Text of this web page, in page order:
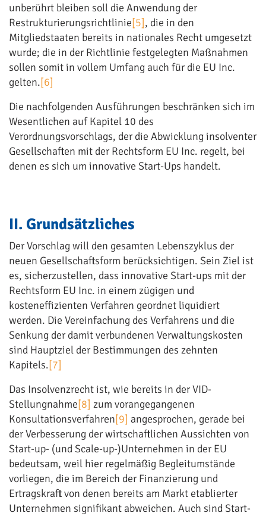
unberührt bleiben soll die Anwendung der
Restrukturierungsrichtlinie[5], die in den
Mitgliedstaaten bereits in nationales Recht umgesetzt
wurde; die in der Richtlinie festgelegten Maßnahmen
sollen somit in vollem Umfang auch für die EU Inc.
gelten.[6]
Die nachfolgenden Ausführungen beschränken sich im
Wesentlichen auf Kapitel 10 des
Verordnungsvorschlags, der die Abwicklung insolventer
Gesellschaften mit der Rechtsform EU Inc. regelt, bei
denen es sich um innovative Start-Ups handelt.
II. Grundsätzliches
Der Vorschlag will den gesamten Lebenszyklus der
neuen Gesellschaftsform berücksichtigen. Sein Ziel ist
es, sicherzustellen, dass innovative Start-ups mit der
Rechtsform EU Inc. in einem zügigen und
kosteneffizienten Verfahren geordnet liquidiert
werden. Die Vereinfachung des Verfahrens und die
Senkung der damit verbundenen Verwaltungskosten
sind Hauptziel der Bestimmungen des zehnten
Kapitels.[7]
Das Insolvenzrecht ist, wie bereits in der VID-
Stellungnahme[8] zum vorangegangenen
Konsultationsverfahren[9] angesprochen, gerade bei
der Verbesserung der wirtschaftlichen Aussichten von
Start-up- (und Scale-up-)Unternehmen in der EU
bedeutsam, weil hier regelmäßig Begleitumstände
vorliegen, die im Bereich der Finanzierung und
Ertragskraft von denen bereits am Markt etablierter
Unternehmen signifikant abweichen. Auch sind Start-